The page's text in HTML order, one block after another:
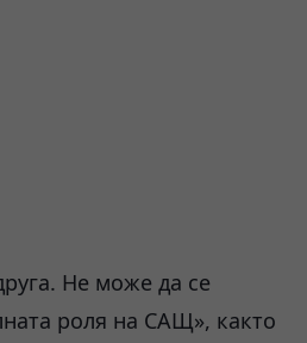
Не може да се
роля на САЩ», както